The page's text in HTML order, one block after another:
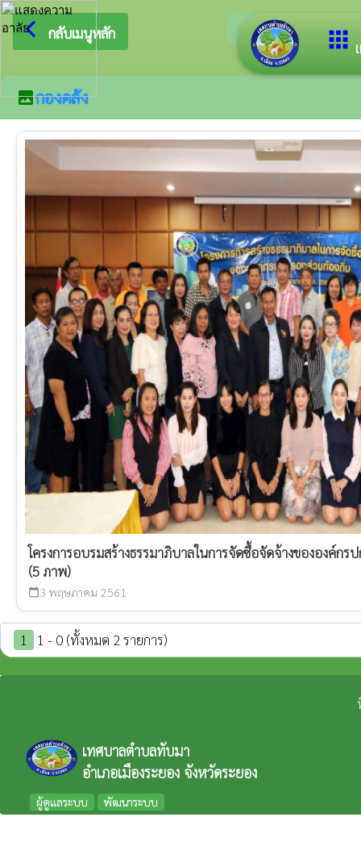
apps
arrow_back_ios กลับเมนูหลัก ยินดีต้อนรับสู่
imageกองคลัง
โครงการอบรมสร้างธรรมาภิบาลในการจัดซื้อจัดจ้างขององค์ก
(5 ภาพ)
calendar_today 3 พฤษภาคม 2561
1 1 - 0 (ทั้งหมด 2 รายการ)
เทศบาลตำบลทับมา
อำเภอเมืองระยอง จังหวัดระยอง
ผู้ดูแลระบบ พัฒนาระบบ